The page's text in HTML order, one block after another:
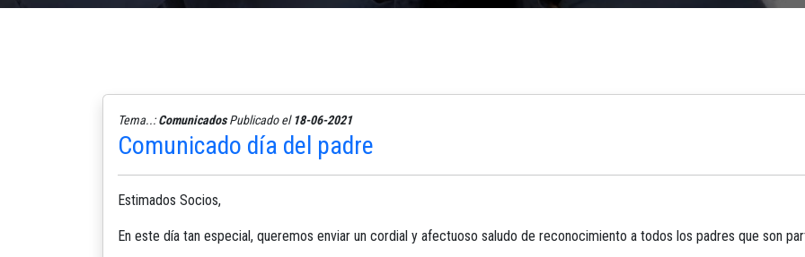
Tema..:ComunicadosPublicado el 18-06-2021
Comunicado día del padre
Estimados Socios,
En este día tan especial, queremos enviar un cordial y afectuoso saludo de reconocimiento a todos los padres que son